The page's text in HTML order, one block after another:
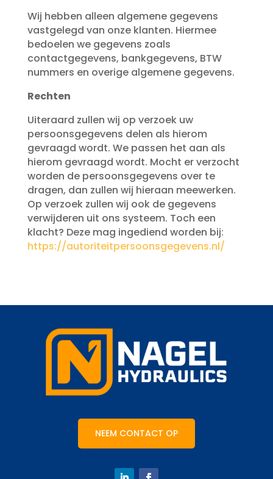
Wij hebben alleen algemene gegevens
vastgelegd van onze klanten. Hiermee
bedoelen we gegevens zoals
contactgegevens, bankgegevens, BTW
nummers en overige algemene gegevens.
Rechten
Uiteraard zullen wij op verzoek uw
persoonsgegevens delen als hierom
gevraagd wordt. We passen het aan als
hierom gevraagd wordt. Mocht er verzocht
worden de persoonsgegevens over te
dragen, dan zullen wij hieraan meewerken.
Op verzoek zullen wij ook de gegevens
verwijderen uit ons systeem. Toch een
klacht? Deze mag ingediend worden bij:
https://autoriteitpersoonsgegevens.nl/
NEEM CONTACT OP